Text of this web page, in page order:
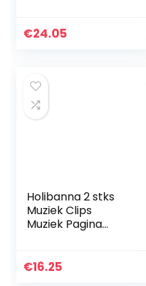
€24.05
Holibanna 2 stks
Muziek Clips
Muziek Pagina
Pagina Wind Clips
€16.25